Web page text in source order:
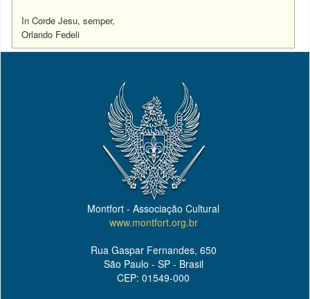
In Corde Jesu, semper,
Orlando Fedeli
Montfort - Associação Cultural
www.montfort.org.br
Rua Gaspar Fernandes, 650
São Paulo - SP - Brasil
CEP: 01549-000